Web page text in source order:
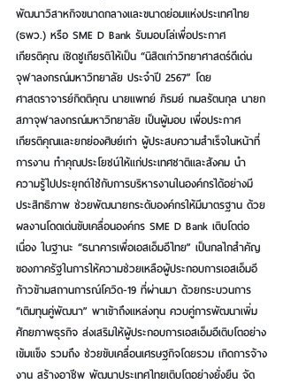
พัฒนาวิสาหกิจขนาดกลางและขนาดย่อมแห่งประเทศไทย
(ธพว.) หรือ SME D Bank รับมอบโล่เพื่อประกาศ
เกียรติคุณ เชิดชูเกียรติให้เป็น “นิสิตเก่าวิทยาศาสตร์ดีเด่น
จุฬาลงกรณ์มหาวิทยาลัย ประจำปี 2567” โดย
ศาสตราจารย์กิตติคุณ นายแพทย์ ภิรมย์ กมลรัตนกุล นายก
สภาจุฬาลงกรณ์มหาวิทยาลัย เป็นผู้มอบ เพื่อประกาศ
เกียรติคุณและยกย่องศิษย์เก่า ผู้ประสบความสำเร็จในหน้าที่
การงาน ทำคุณประโยชน์ให้แก่ประเทศชาติและสังคม นำ
ความรู้ไปประยุกต์ใช้กับการบริหารงานในองค์กรได้อย่างมี
ประสิทธิภาพ ช่วยพัฒนายกระดับองค์กรให้มีมาตรฐาน ด้วย
ผลงานโดดเด่นขับเคลื่อนองค์กร SME D Bank เติบโตต่อ
เนื่อง ในฐานะ “ธนาคารเพื่อเอสเอ็มอีไทย” เป็นกลไกสำคัญ
ของภาครัฐในการให้ความช่วยเหลือผู้ประกอบการเอสเอ็มอี
ก้าวข้ามสถานการณ์โควิด-19 ที่ผ่านมา ด้วยกระบวนการ
“เติมทุนคู่พัฒนา” พาเข้าถึงแหล่งทุน ควบคู่การพัฒนาเพิ่ม
ศักยภาพธุรกิจ ส่งเสริมให้ผู้ประกอบการเอสเอ็มอีเติบโตอย่าง
เข้มแข็ง รวมถึง ช่วยขับเคลื่อนเศรษฐกิจโดยรวม เกิดการจ้าง
งาน สร้างอาชีพ พัฒนาประเทศไทยเติบโตอย่างยั่งยืน จัด